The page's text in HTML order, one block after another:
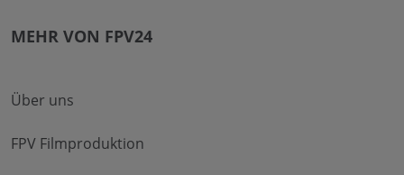
MEHR VON FPV24
Über uns
FPV Filmproduktion